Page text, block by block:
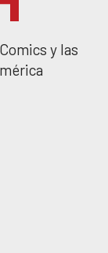
y las